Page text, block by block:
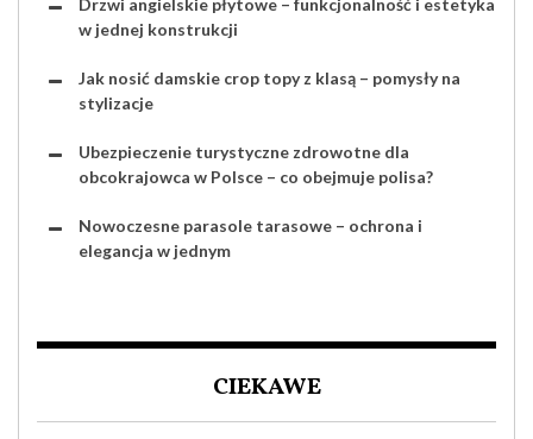
Drzwi angielskie płytowe – funkcjonalność i estetyka
w jednej konstrukcji
Jak nosić damskie crop topy z klasą – pomysły na
stylizacje
Ubezpieczenie turystyczne zdrowotne dla
obcokrajowca w Polsce – co obejmuje polisa?
Nowoczesne parasole tarasowe – ochrona i
elegancja w jednym
CIEKAWE